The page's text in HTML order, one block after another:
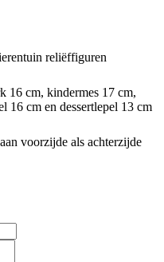
reliëffiguren
16 cm, kindermes 17 cm,
16 cm en dessertlepel 13 cm
voorzijde als achterzijde